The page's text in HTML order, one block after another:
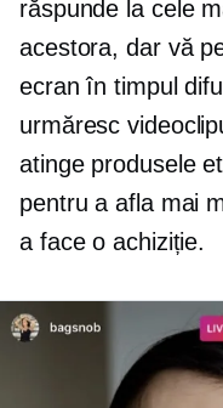
răspunde la cele
acestora, dar vă
ecran în timpul
urmăresc
atinge produsele
pentru a afla mai
a face o achiziție.